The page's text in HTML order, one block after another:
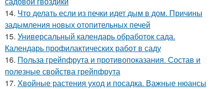
14. Что делать если из печки идет дым в дом. Причины
задымления новых отопительных печей
15. Универсальный календарь обработок сада.
Календарь профилактических работ в саду
16. Польза грейпфрута и противопоказания. Состав и
полезные свойства грейпфрута
17. Хвойные растения уход и посадка. Важные нюансы